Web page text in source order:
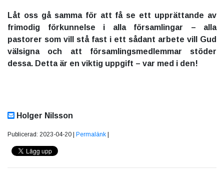
Låt oss gå samma för att få se ett upprättande av
frimodig förkunnelse i alla församlingar – alla
pastorer som vill stå fast i ett sådant arbete vill Gud
välsigna och att församlingsmedlemmar stöder
dessa. Detta är en viktig uppgift – var med i den!
Holger Nilsson
Publicerad: 2023-04-20 | Permalänk |